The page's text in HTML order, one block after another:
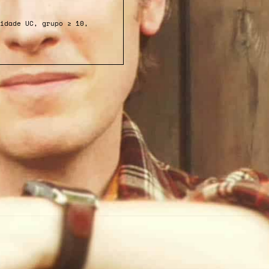
UC, grupo ≥ 10,